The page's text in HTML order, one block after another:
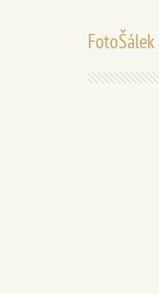
FotoŠálek